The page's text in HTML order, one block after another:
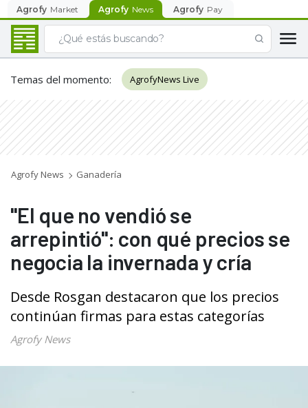
Agrofy Market Agrofy News Agrofy Pay
Temas del momento: AgrofyNews Live
Agrofy News Ganadería
"El que no vendió se
arrepintió": con qué precios se
negocia la invernada y cría
Desde Rosgan destacaron que los precios
continúan firmas para estas categorías
Agrofy News